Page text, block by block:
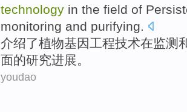
technology in the field of
monitoring and purifying.
介绍了植物基因工程技术在监测
面的研究进展。
youdao